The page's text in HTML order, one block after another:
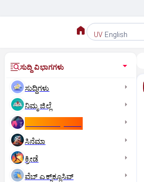
UV English
ಸುದ್ದಿ ವಿಭಾಗಗಳು
ಸುದ್ದಿಗಳು
ನಿಮ್ಮ ಜಿಲ್ಲೆ
ಸಿನೆಮಾ
ಕ್ರೀಡೆ
ವೆಬ್ ಎಕ್ಸ್‌ಕ್ಲೂಸಿವ್